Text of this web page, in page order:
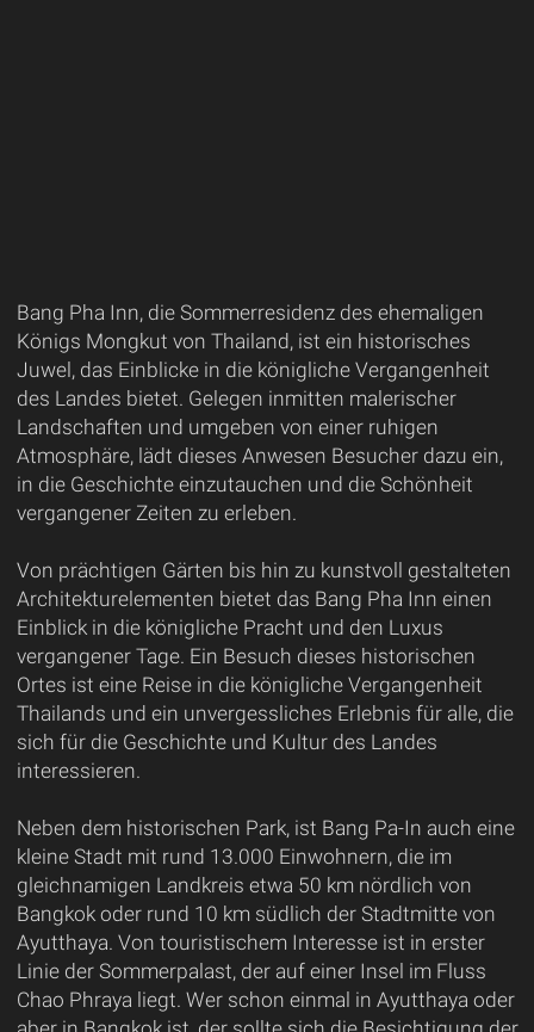
Bang Pha Inn, die Sommerresidenz des ehemaligen
Königs Mongkut von Thailand, ist ein historisches
Juwel, das Einblicke in die königliche Vergangenheit
des Landes bietet. Gelegen inmitten malerischer
Landschaften und umgeben von einer ruhigen
Atmosphäre, lädt dieses Anwesen Besucher dazu ein,
in die Geschichte einzutauchen und die Schönheit
vergangener Zeiten zu erleben.
Von prächtigen Gärten bis hin zu kunstvoll gestalteten
Architekturelementen bietet das Bang Pha Inn einen
Einblick in die königliche Pracht und den Luxus
vergangener Tage. Ein Besuch dieses historischen
Ortes ist eine Reise in die königliche Vergangenheit
Thailands und ein unvergessliches Erlebnis für alle, die
sich für die Geschichte und Kultur des Landes
interessieren.
Neben dem historischen Park, ist Bang Pa-In auch eine
kleine Stadt mit rund 13.000 Einwohnern, die im
gleichnamigen Landkreis etwa 50 km nördlich von
Bangkok oder rund 10 km südlich der Stadtmitte von
Ayutthaya. Von touristischem Interesse ist in erster
Linie der Sommerpalast, der auf einer Insel im Fluss
Chao Phraya liegt. Wer schon einmal in Ayutthaya oder